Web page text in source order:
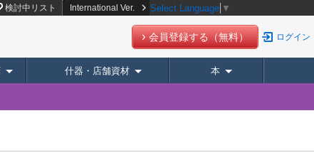
検討中リスト International Ver. Select Language ▼
会員登録する（無料） ログイン
什器・店舗資材 本